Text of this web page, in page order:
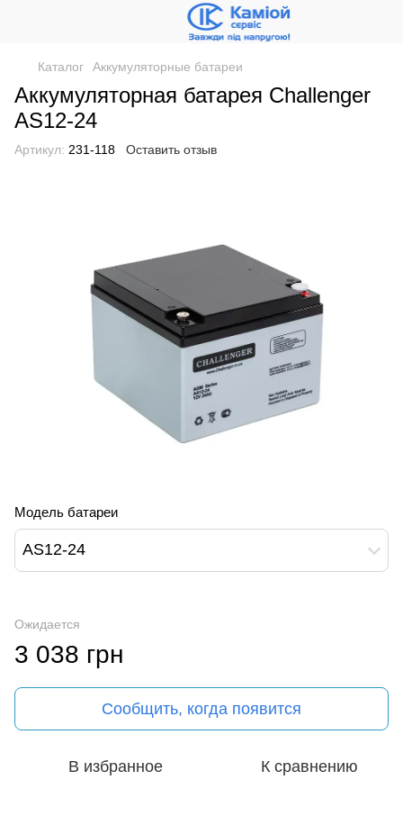
Каталог Аккумуляторные батареи
Аккумуляторная батарея Challenger
AS12-24
Артикул: 231-118 Оставить отзыв
Модель батареи
AS12-24
Ожидается
3 038 грн
Сообщить, когда появится
В избранное К сравнению